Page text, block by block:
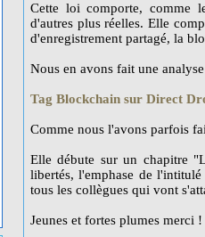
Cette loi comporte, comme
d'autres plus réelles. Elle
d'enregistrement partagé, la
Nous en avons fait une
Tag Blockchain sur Direct
Comme nous l'avons parfois
Elle débute sur un chapitre
libertés, l'emphase de
tous les collègues qui vont
Jeunes et fortes plumes merci !